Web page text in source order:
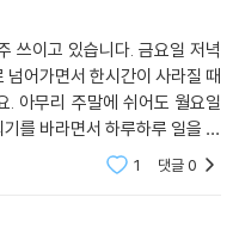
쓰이고 있습니다. 금요일 저녁
어가면서 한시간이 사라질 때
. 아무리 주말에 쉬어도 월요일
를 바라면서 하루하루 일을 하
정신과 치료를 받거나 직장내
1 댓글0